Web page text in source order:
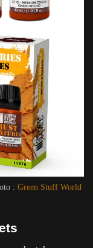
: Green Stuff World